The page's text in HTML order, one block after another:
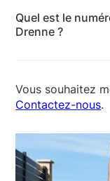
vendredi: 09:00-
dimanche: Fermé
moyenne de 5
Quel est le
Drenne ?
Vous souhaitez
Contactez-nous.